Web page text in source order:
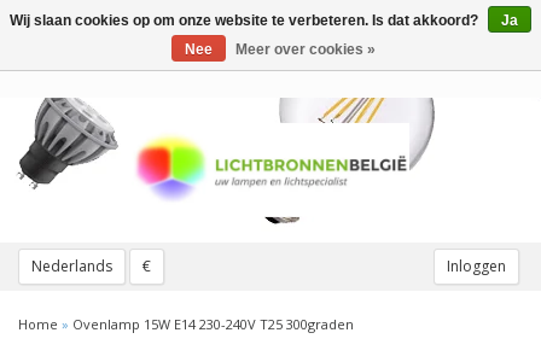
Nederlands € Inloggen
Toggle
Home » Ovenlamp 15W E14 230-240V T25 300graden
Wij slaan cookies op om onze website te verbeteren. Is dat akkoord?
Ja
Nee
Meer over cookies »